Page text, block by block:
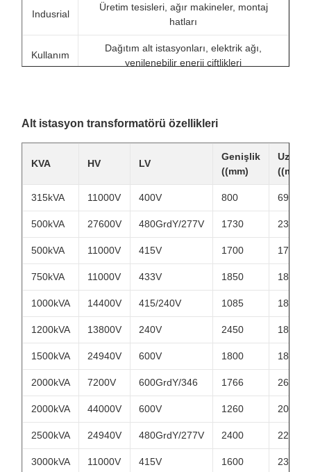
Indusrial
Üretim tesisleri, ağır makineler, montaj
hatları
Kullanım
Dağıtım alt istasyonları, elektrik ağı,
yenilenebilir enerji çiftlikleri
Havaalanları, demiryolu sistemleri, su
arıtması
Alt istasyon transformatörü özellikleri
KVA HV LV
Genişlik
((mm)
((mm)
315kVA 11000V 400V 800 696
500kVA 27600V 480GrdY/277V 1730 2300
500kVA 11000V 415V 1700 1700
750kVA 11000V 433V 1850 1845
1000kVA 14400V 415/240V 1085 1860
1200kVA 13800V 240V 2450 1850
1500kVA 24940V 600V 1800 1880
2000kVA 7200V 600GrdY/346 1766 2680
2000kVA 44000V 600V 1260 2090
2500kVA 24940V 480GrdY/277V 2400 2200
3000kVA 11000V 415V 1600 2330